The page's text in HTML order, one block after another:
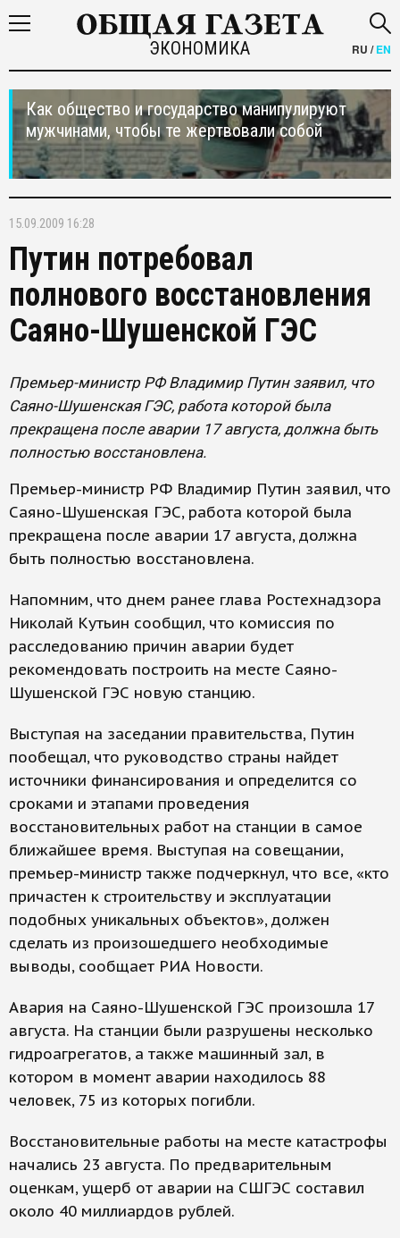
ЭКОНОМИКА RU /EN
Как общество и государство манипулируют
мужчинами, чтобы те жертвовали собой
15.09.2009 16:28
Путин потребовал
полнового восстановления
Саяно-Шушенской ГЭС
Премьер-министр РФ Владимир Путин заявил, что
Саяно-Шушенская ГЭС, работа которой была
прекращена после аварии 17 августа, должна быть
полностью восстановлена.
Премьер-министр РФ Владимир Путин заявил, что
Саяно-Шушенская ГЭС, работа которой была
прекращена после аварии 17 августа, должна
быть полностью восстановлена.
Напомним, что днем ранее глава Ростехнадзора
Николай Кутьин сообщил, что комиссия по
расследованию причин аварии будет
рекомендовать построить на месте Саяно-
Шушенской ГЭС новую станцию.
Выступая на заседании правительства, Путин
пообещал, что руководство страны найдет
источники финансирования и определится со
сроками и этапами проведения
восстановительных работ на станции в самое
ближайшее время. Выступая на совещании,
премьер-министр также подчеркнул, что все, «кто
причастен к строительству и эксплуатации
подобных уникальных объектов», должен
сделать из произошедшего необходимые
выводы, сообщает РИА Новости.
Авария на Саяно-Шушенской ГЭС произошла 17
августа. На станции были разрушены несколько
гидроагрегатов, а также машинный зал, в
котором в момент аварии находилось 88
человек, 75 из которых погибли.
Восстановительные работы на месте катастрофы
начались 23 августа. По предварительным
оценкам, ущерб от аварии на СШГЭС составил
около 40 миллиардов рублей.